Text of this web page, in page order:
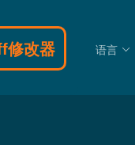
修改器 语言